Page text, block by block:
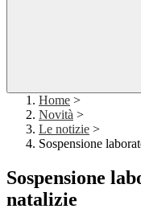
Home >
Novità >
Le notizie >
Sospensione
Sospensione
natalizie